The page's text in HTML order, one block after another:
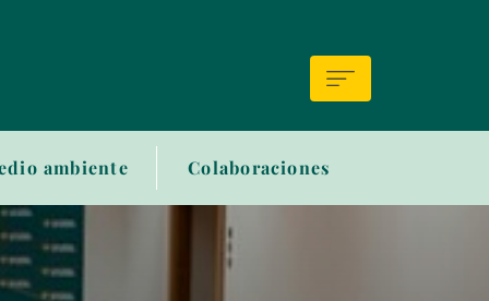
ambiente Colaboraciones